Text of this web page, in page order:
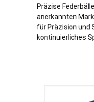
Präzise
anerkannten
für Präzision und
kontinuierliches